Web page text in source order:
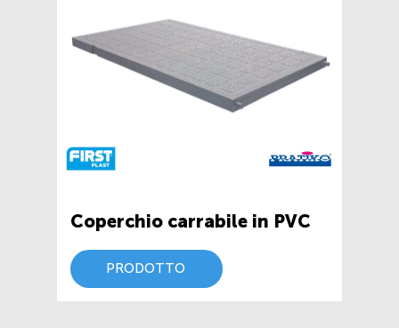
Coperchio carrabile in PVC
PRODOTTO